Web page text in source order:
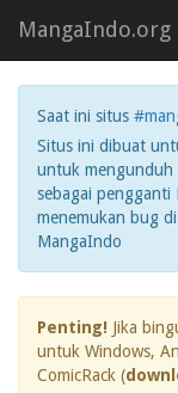
MangaIndo.org
Saat ini situs
Situs ini dibuat
untuk mengunduh
sebagai pengganti
menemukan bug
MangaIndo
Penting! Jika
untuk Windows,
ComicRack (